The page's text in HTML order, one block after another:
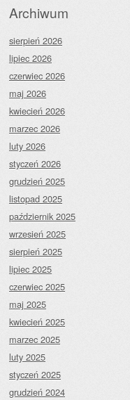
Archiwum
sierpień 2026
lipiec 2026
czerwiec 2026
maj 2026
kwiecień 2026
marzec 2026
luty 2026
styczeń 2026
grudzień 2025
listopad 2025
październik 2025
wrzesień 2025
sierpień 2025
lipiec 2025
czerwiec 2025
maj 2025
kwiecień 2025
marzec 2025
luty 2025
styczeń 2025
grudzień 2024